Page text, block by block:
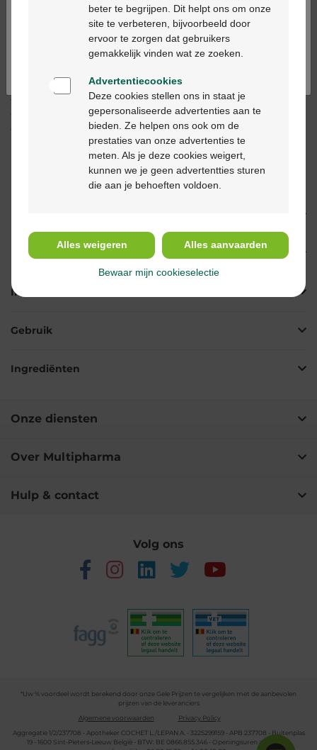
Op werkdagen vóór 12u besteld, volgende
werkdag geleverd
levering in je Multipharma apotheek
levering thuis vanaf €55
betalen
Klantendienstvia chat ofcontactformulier
Productbeschrijving
Eigenschappen
Indicaties
Gebruik
Ingrediënten
Onze diensten
Over Multipharma
Hulp & contact
Volg ons
*Uw % voordeel wordt berekend door onze Gele Prijzen te vergelijken met de aanbevolen
prijzen van de leveranciers
Algemene voorwaarden
Privacy Policy
Aggregatie 1/2/237708 - Apotheker COCHET L./LEPAN A. - 3225299159 - APB 237708 - Buitenplas
19 - 1600 Sint-Pieters-Leeuw België - BTW: BE 0866.855.346 - Openingsuren apotheek:
Ga verder in het nederlands
Continuez en français
beter te begrijpen. Dit helpt ons om onze
site te verbeteren, bijvoorbeeld door
ervoor te zorgen dat gebruikers
gemakkelijk vinden wat ze zoeken.
Advertentiecookies
Deze cookies stellen ons in staat je
gepersonaliseerde advertenties aan te
bieden. Ze helpen ons ook om de
prestaties van onze advertenties te
meten. Als je deze cookies weigert,
kunnen we je geen advertentties sturen
die aan je behoeften voldoen.
Alles weigeren Alles aanvaarden
Bewaar mijn cookieselectie